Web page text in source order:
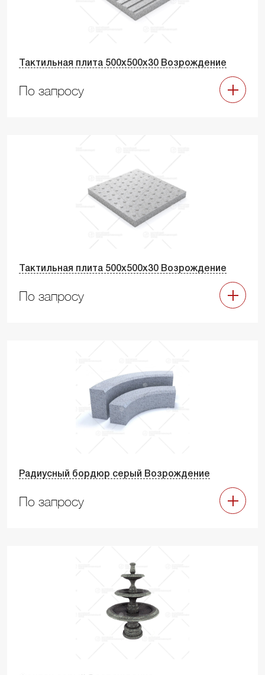
Тактильная плита 500х500х30 Возрождение
По запросу
Тактильная плита 500х500х30 Возрождение
По запросу
Радиусный бордюр серый Возрождение
По запросу